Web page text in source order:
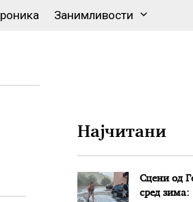
Занимливости
Најчитани
Сцени од
сред зима: